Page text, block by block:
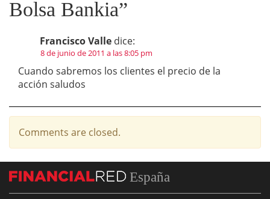
Bolsa Bankia”
Francisco Valle dice:
8 de junio de 2011 a las 8:05 pm
Cuando sabremos los clientes el precio de la
acción saludos
Comments are closed.
España